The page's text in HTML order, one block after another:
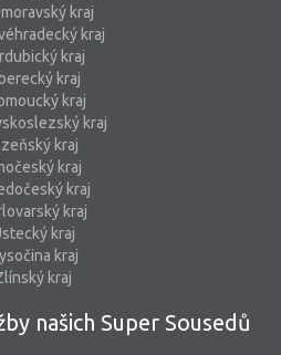
kraj
kraj
kraj
kraj
kraj
kraj
kraj
kraj
kraj
kraj
kraj
kraj
kraj
našich Super Sousedů